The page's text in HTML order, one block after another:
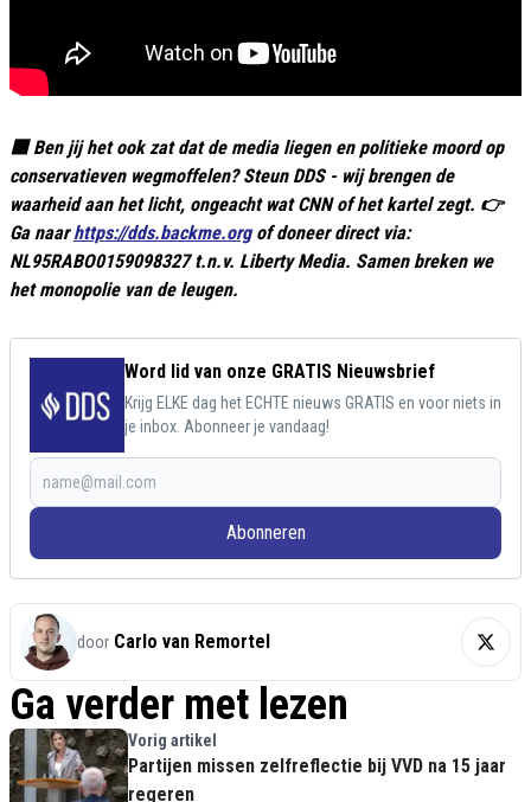
🟥 Ben jij het ook zat dat de media liegen en politieke moord op
conservatieven wegmoffelen? Steun DDS - wij brengen de
waarheid aan het licht, ongeacht wat CNN of het kartel zegt. 👉
Ga naarhttps://dds.backme.orgof doneer direct via:
NL95RABO0159098327 t.n.v. Liberty Media. Samen breken we
het monopolie van de leugen.
Word lid van onze GRATIS Nieuwsbrief
Krijg ELKE dag het ECHTE nieuws GRATIS en voor niets in
je inbox. Abonneer je vandaag!
Abonneren
door Carlo van Remortel
Ga verder met lezen
Vorig artikel
Partijen missen zelfreflectie bij VVD na 15 jaar
regeren